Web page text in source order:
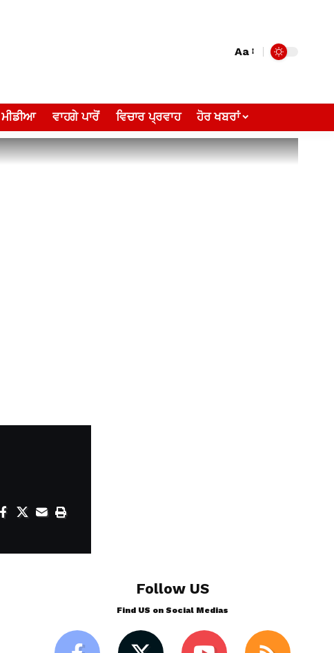
Aa
ਮੀਡੀਆ ਵਾਹਗੇ ਪਾਰੋਂ ਵਿਚਾਰ ਪ੍ਰਵਾਹ ਹੋਰ ਖਬਰਾਂ
Follow US
Find US on Social Medias